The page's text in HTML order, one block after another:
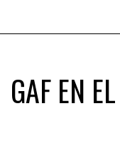
GAF EN